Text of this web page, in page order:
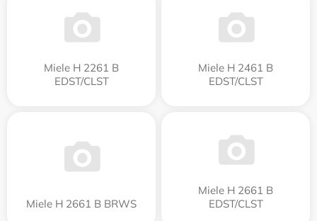
Miele H 2261 B
EDST/CLST
Miele H 2461 B
EDST/CLST
Miele H 2661 B BRWS
Miele H 2661 B
EDST/CLST